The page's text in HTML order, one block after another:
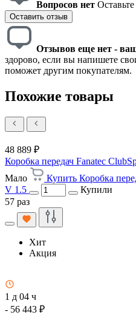
Вопросов нет
Оставить отзыв
Отзывов еще нет -
здорово, если вы напишете
поможет другим покупателям.
Похожие товары
48 889 ₽
Коробка передач Fanatec
Мало
Купить Коробка
V 1.5
Купили
57 раз
Хит
Акция
1 д 04 ч
- 56 443 ₽